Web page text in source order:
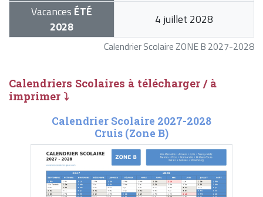
Calendrier Scolaire ZONE B 2027-2028
Vacances ÉTÉ
2028
4 juillet 2028
Calendriers Scolaires à télécharger / à
imprimer ⤵
Calendrier Scolaire 2027-2028
Cruis (Zone B)